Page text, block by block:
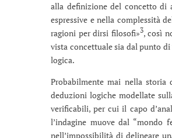
alla definizione del concetto di
espressive e nella complessità
ragioni per dirsi filosofi»3, così
vista concettuale sia dal punto
logica.
Probabilmente mai nella
deduzioni logiche modellate
verificabili, per cui il capo
l’indagine muove dal “mondo
nell’impossibilità di delineare